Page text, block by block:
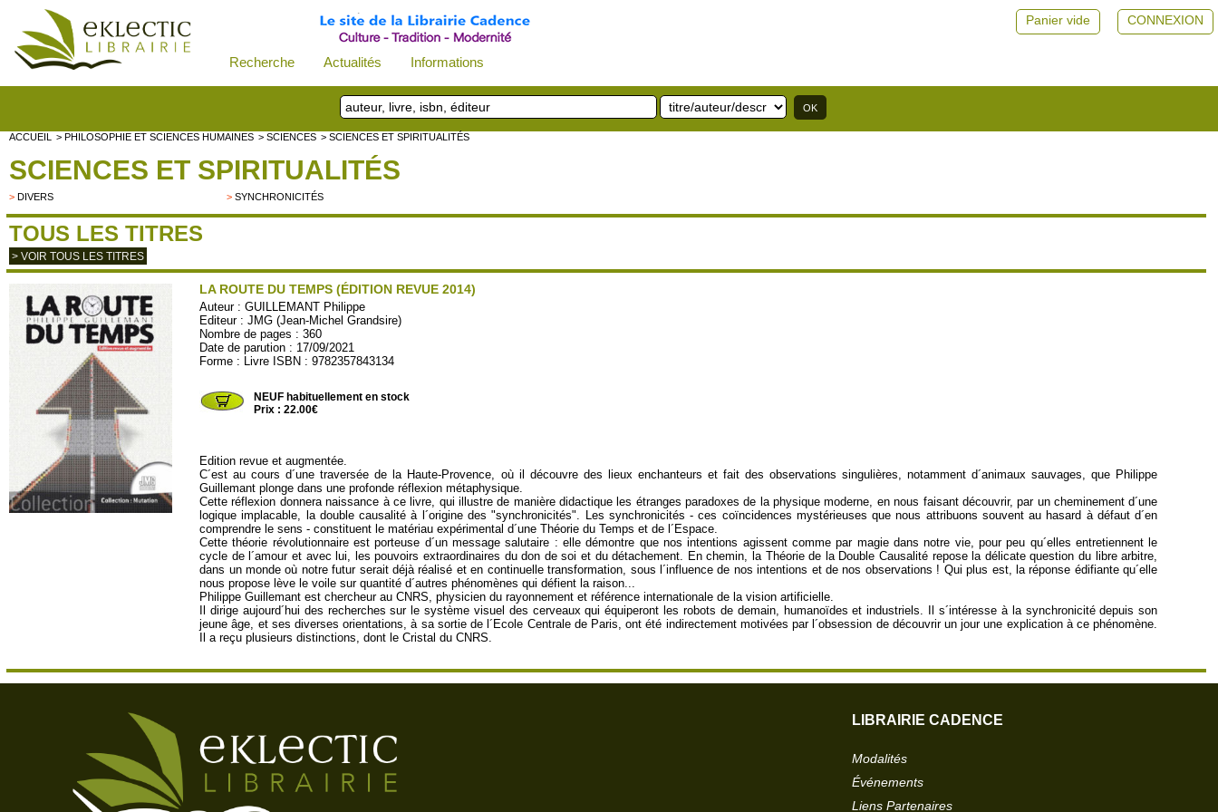
Recherche Actualités Informations
CONNEXION
Panier vide
ACCUEIL > PHILOSOPHIE ET SCIENCES HUMAINES > SCIENCES > SCIENCES ET SPIRITUALITÉS
SCIENCES ET SPIRITUALITÉS
> DIVERS >SYNCHRONICITÉS
TOUS LES TITRES
> VOIR TOUS LES TITRES
LA ROUTE DU TEMPS (ÉDITION REVUE 2014)
Auteur :GUILLEMANT Philippe
Editeur :JMG (Jean-Michel Grandsire)
Nombre de pages : 360
Date de parution : 17/09/2021
Forme : Livre ISBN : 9782357843134
NEUF habituellement en stock
Prix : 22.00€
Edition revue et augmentée.
C´est au cours d´une traversée de la Haute-Provence, où il découvre des lieux enchanteurs et fait des observations singulières, notamment d´animaux sauvages, que Philippe
Guillemant plonge dans une profonde réflexion métaphysique.
Cette réflexion donnera naissance à ce livre, qui illustre de manière didactique les étranges paradoxes de la physique moderne, en nous faisant découvrir, par un cheminement d´une
logique implacable, la double causalité à l´origine des "synchronicités". Les synchronicités - ces coïncidences mystérieuses que nous attribuons souvent au hasard à défaut d´en
comprendre le sens - constituent le matériau expérimental d´une Théorie du Temps et de l´Espace.
Cette théorie révolutionnaire est porteuse d´un message salutaire : elle démontre que nos intentions agissent comme par magie dans notre vie, pour peu qu´elles entretiennent le
cycle de l´amour et avec lui, les pouvoirs extraordinaires du don de soi et du détachement. En chemin, la Théorie de la Double Causalité repose la délicate question du libre arbitre,
dans un monde où notre futur serait déjà réalisé et en continuelle transformation, sous l´influence de nos intentions et de nos observations ! Qui plus est, la réponse édifiante qu´elle
nous propose lève le voile sur quantité d´autres phénomènes qui défient la raison...
Philippe Guillemant est chercheur au CNRS, physicien du rayonnement et référence internationale de la vision artificielle.
Il dirige aujourd´hui des recherches sur le système visuel des cerveaux qui équiperont les robots de demain, humanoïdes et industriels. Il s´intéresse à la synchronicité depuis son
jeune âge, et ses diverses orientations, à sa sortie de l´Ecole Centrale de Paris, ont été indirectement motivées par l´obsession de découvrir un jour une explication à ce phénomène.
Il a reçu plusieurs distinctions, dont le Cristal du CNRS.
LIBRAIRIE CADENCE
Modalités
Événements
Liens Partenaires